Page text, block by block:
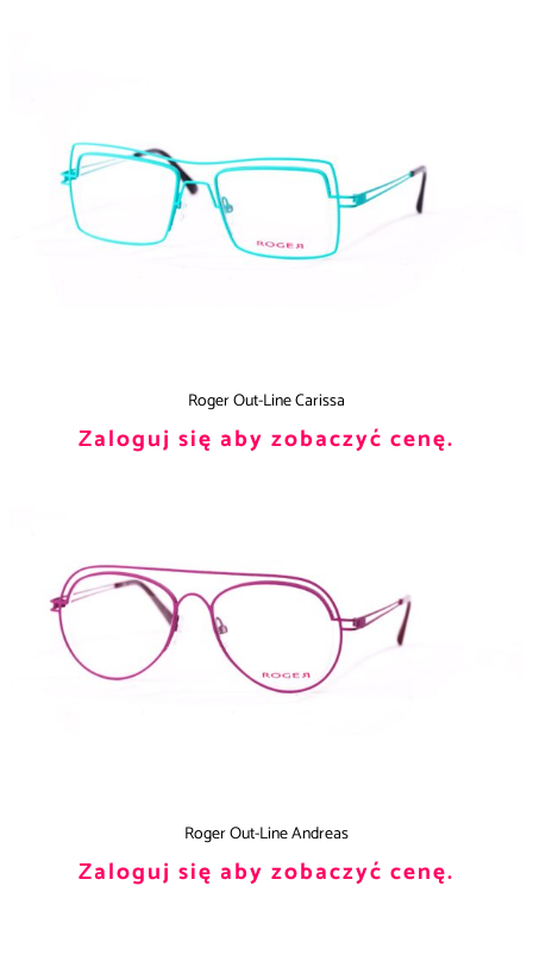
Roger Out-Line Carissa
Zaloguj się aby zobaczyć cenę.
Roger Out-Line Andreas
Zaloguj się aby zobaczyć cenę.